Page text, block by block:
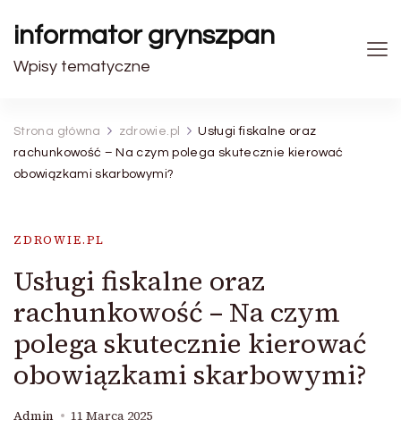
informator grynszpan
Wpisy tematyczne
Strona główna zdrowie.pl
Usługi fiskalne oraz
rachunkowość – Na czym polega skutecznie kierować
obowiązkami skarbowymi?
ZDROWIE.PL
Usługi fiskalne oraz
rachunkowość – Na czym
polega skutecznie kierować
obowiązkami skarbowymi?
Admin 11 Marca 2025